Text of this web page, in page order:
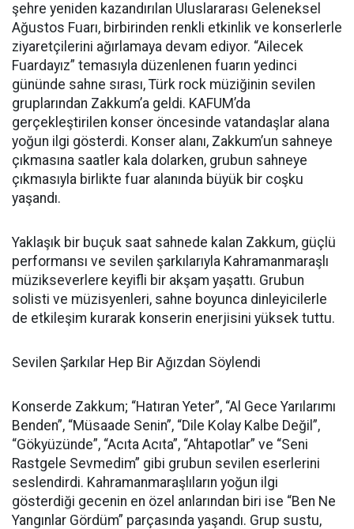
şehre yeniden kazandırılan Uluslararası Geleneksel
Ağustos Fuarı, birbirinden renkli etkinlik ve konserlerle
ziyaretçilerini ağırlamaya devam ediyor. “Ailecek
Fuardayız” temasıyla düzenlenen fuarın yedinci
gününde sahne sırası, Türk rock müziğinin sevilen
gruplarından Zakkum’a geldi. KAFUM’da
gerçekleştirilen konser öncesinde vatandaşlar alana
yoğun ilgi gösterdi. Konser alanı, Zakkum’un sahneye
çıkmasına saatler kala dolarken, grubun sahneye
çıkmasıyla birlikte fuar alanında büyük bir coşku
yaşandı.
Yaklaşık bir buçuk saat sahnede kalan Zakkum, güçlü
performansı ve sevilen şarkılarıyla Kahramanmaraşlı
müzikseverlere keyifli bir akşam yaşattı. Grubun
solisti ve müzisyenleri, sahne boyunca dinleyicilerle
de etkileşim kurarak konserin enerjisini yüksek tuttu.
Sevilen Şarkılar Hep Bir Ağızdan Söylendi
Konserde Zakkum; “Hatıran Yeter”, “Al Gece Yarılarımı
Benden”, “Müsaade Senin”, “Dile Kolay Kalbe Değil”,
“Gökyüzünde”, “Acıta Acıta”, “Ahtapotlar” ve “Seni
Rastgele Sevmedim” gibi grubun sevilen eserlerini
seslendirdi. Kahramanmaraşlıların yoğun ilgi
gösterdiği gecenin en özel anlarından biri ise “Ben Ne
Yangınlar Gördüm” parçasında yaşandı. Grup sustu,